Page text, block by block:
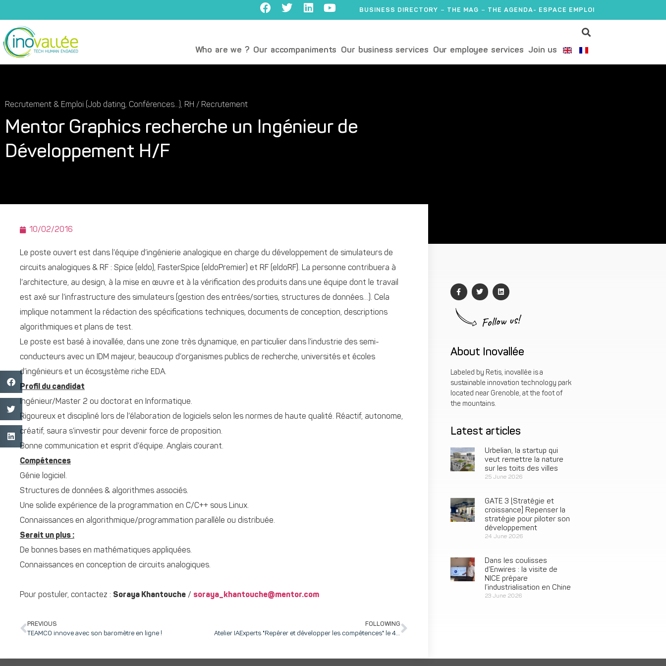
BUSINESS DIRECTORY THE MAG THE AGENDA- ESPACE EMPLOI
Who are we ? Our accompaniments Our business services Our employee services Join us
Recrutement & Emploi (Job dating, Conférences...) , RH / Recrutement
Mentor Graphics recherche un Ingénieur de
Développement H/F
10/02/2016
Le poste ouvert est dans l’équipe d’ingénierie analogique en charge du développement de simulateurs de
circuits analogiques & RF : Spice (eldo), FasterSpice (eldoPremier) et RF (eldoRF). La personne contribuera à
l’architecture, au design, à la mise en œuvre et à la vérification des produits dans une équipe dont le travail
est axé sur l’infrastructure des simulateurs (gestion des entrées/sorties, structures de données…). Cela
implique notamment la rédaction des spécifications techniques, documents de conception, descriptions
algorithmiques et plans de test.
Le poste est basé à inovallée, dans une zone très dynamique, en particulier dans l’industrie des semi-
conducteurs avec un IDM majeur, beaucoup d’organismes publics de recherche, universités et écoles
d’ingénieurs et un écosystème riche EDA.
Profil du candidat
Ingénieur/Master 2 ou doctorat en Informatique.
Rigoureux et discipliné lors de l’élaboration de logiciels selon les normes de haute qualité. Réactif, autonome,
créatif, saura s’investir pour devenir force de proposition.
Bonne communication et esprit d’équipe. Anglais courant.
Compétences
Génie logiciel.
Structures de données & algorithmes associés.
Une solide expérience de la programmation en C/C++ sous Linux.
Connaissances en algorithmique/programmation parallèle ou distribuée.
Serait un plus :
De bonnes bases en mathématiques appliquées.
Connaissances en conception de circuits analogiques.
Pour postuler, contactez : Soraya Khantouche / soraya_khantouche@mentor.com
PREVIOUS
TEAMCO innove avec son baromètre en ligne !
FOLLOWING
Atelier IAExperts "Repérer et développer les compétences" le 4 mars à inovallée
Follow us!
About Inovallée
Labeled by Retis, inovallée is a
sustainable innovation technology park
located near Grenoble, at the foot of
the mountains.
Latest articles
Urbelian, la startup qui
veut remettre la nature
sur les toits des villes
25 June 2026
GATE 3 [Stratégie et
croissance] Repenser la
stratégie pour piloter son
développement
24 June 2026
Dans les coulisses
d’Enwires : la visite de
NICE prépare
l’industrialisation en Chine
23 June 2026